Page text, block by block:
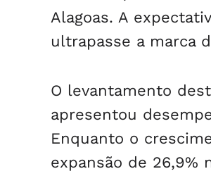
Alagoas. A
ultrapasse a marca
O levantamento
apresentou
Enquanto o
expansão de 26,9%